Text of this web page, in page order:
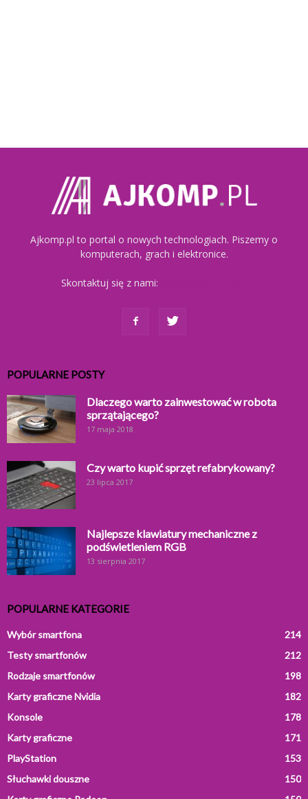
Ajkomp.pl to portal o nowych technologiach. Piszemy o
komputerach, grach i elektronice.
Skontaktuj się z nami:
POPULARNE POSTY
Dlaczego warto zainwestować w robota
sprzątającego?
17 maja 2018
Czy warto kupić sprzęt refabrykowany?
23 lipca 2017
Najlepsze klawiatury mechaniczne z
podświetleniem RGB
13 sierpnia 2017
POPULARNE KATEGORIE
Wybór smartfona
214
Testy smartfonów
212
Rodzaje smartfonów
198
Karty graficzne Nvidia
182
Konsole
178
Karty graficzne
171
PlayStation
153
Słuchawki douszne
150